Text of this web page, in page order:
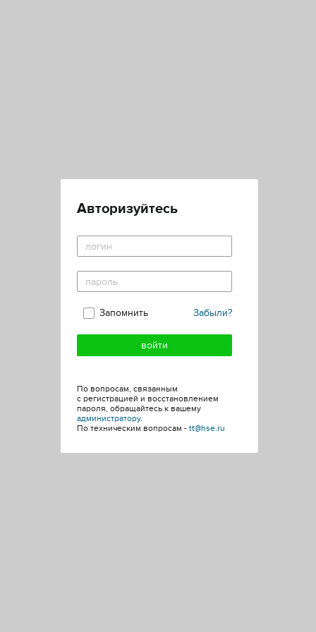
Авторизуйтесь
Забыли?
Запомнить
По вопросам, связанным
с регистрацией и восстановлением
пароля, обращайтесь к вашему
администратору.
По техническим вопросам - tt@hse.ru